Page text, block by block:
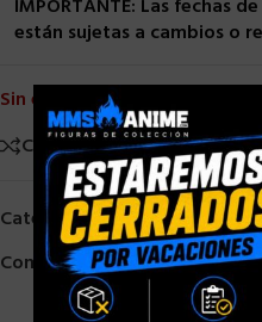
IMPORTANTE: Las fechas
están sujetas a cambios o
Sin existencias
Comparar
Añadir a la
Categorías:NECA, Neca 1/4
Compartir: